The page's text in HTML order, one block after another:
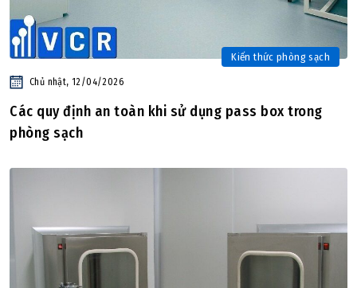
Kiến thức phòng sạch
Chủ nhật, 12/04/2026
Các quy định an toàn khi sử dụng pass box trong
phòng sạch